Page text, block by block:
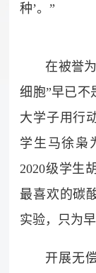
种’。”
在被誉
细胞”早已不
大学子用行
学生马徐枭
2020级学生
最喜欢的碳
实验，只为
开展无